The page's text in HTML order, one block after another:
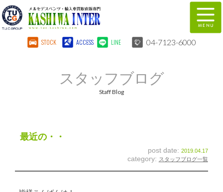
STOCK ACCESS LINE 04-7123-6000
全国納車
自動車保険
スタッフブログ
Staff Blog
最近の・・
post date: 2019.04.17
category: スタッフブログ一覧